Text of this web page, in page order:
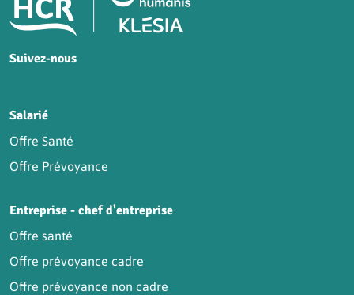
Suivez-nous
Salarié
Offre Santé
Offre Prévoyance
Entreprise - chef d'entreprise
Offre santé
Offre prévoyance cadre
Offre prévoyance non cadre